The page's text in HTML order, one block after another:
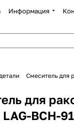
Информация
Смеситель для
для
BCH-